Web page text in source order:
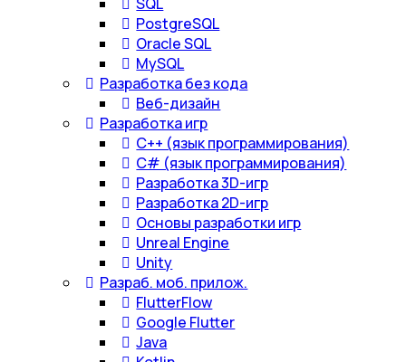
PostgreSQL
Oracle SQL
MySQL
Разработка без кода
Веб-дизайн
Разработка игр
С++ (язык программирования)
С# (язык программирования)
Разработка 3D-игр
Разработка 2D-игр
Основы разработки игр
Unreal Engine
Unity
Разраб. моб. прилож.
FlutterFlow
Google Flutter
Java